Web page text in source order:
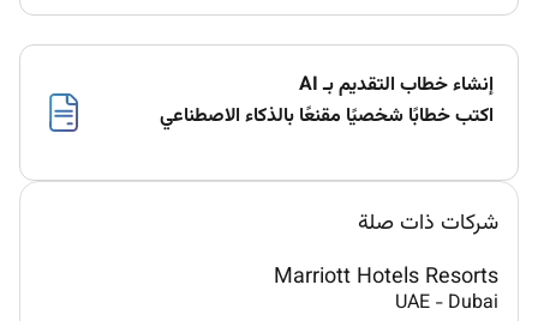
إنشاء خطاب التقديم بـ AI
اكتب خطابًا شخصيًا مقنعًا بالذكاء الاصطناعي
شركات ذات صلة
Marriott Hotels Resorts
UAE - Dubai